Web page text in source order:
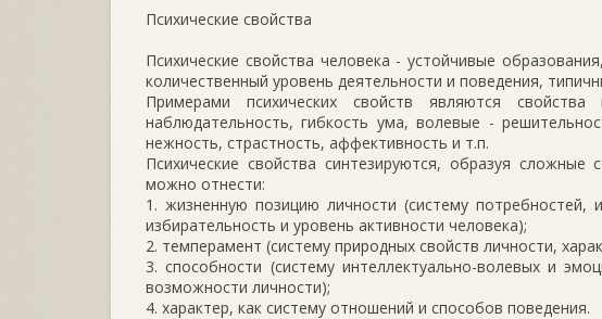
Психические свойства
Психические свойства человека - устойчивые
количественный уровень деятельности и поведения,
Примерами психических свойств являются свойства
наблюдательность, гибкость ума, волевые -
нежность, страстность, аффективность и т.п.
Психические свойства синтезируются, образуя
можно отнести:
1. жизненную позицию личности (систему
избирательность и уровень активности человека);
2. темперамент (систему природных свойств личности,
3. способности (систему интеллектуально-волевых и
возможности личности);
4. характер, как систему отношений и способов поведения.